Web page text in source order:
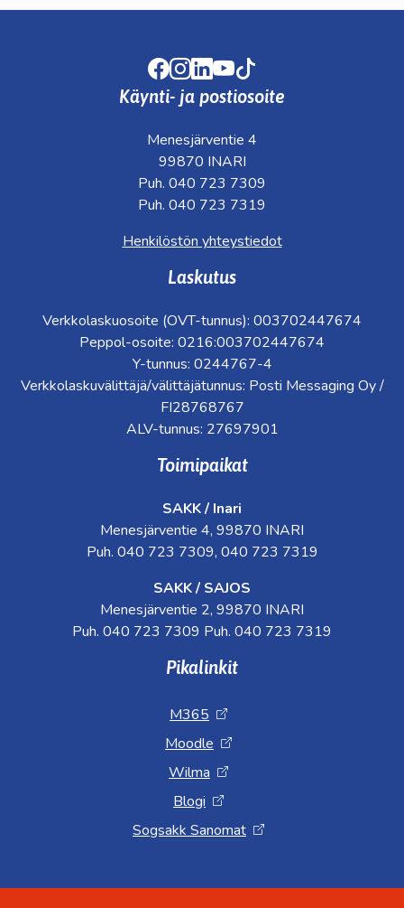
Facebook
Instagram
LinkedIn
Youtube
Käynti- ja postiosoite
Menesjärventie 4
99870 INARI
Puh. 040 723 7309
Puh. 040 723 7319
Henkilöstön yhteystiedot
Laskutus
Verkkolaskuosoite (OVT-tunnus): 003702447674
Peppol-osoite: 0216:003702447674
Y-tunnus: 0244767-4
Verkkolaskuvälittäjä/välittäjätunnus: Posti Messaging Oy /
FI28768767
ALV-tunnus: 27697901
Toimipaikat
SAKK / Inari
Menesjärventie 4, 99870 INARI
Puh. 040 723 7309, 040 723 7319
SAKK / SAJOS
Menesjärventie 2, 99870 INARI
Puh. 040 723 7309 Puh. 040 723 7319
Pikalinkit
M365
Moodle
Wilma
Blogi
Sogsakk Sanomat